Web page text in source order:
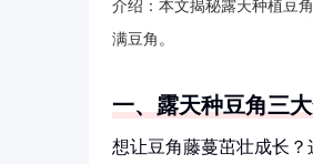
介绍： 本文揭秘露天种植豆
满豆角。
一、露天种豆角三
想让豆角藤蔓茁壮成长？